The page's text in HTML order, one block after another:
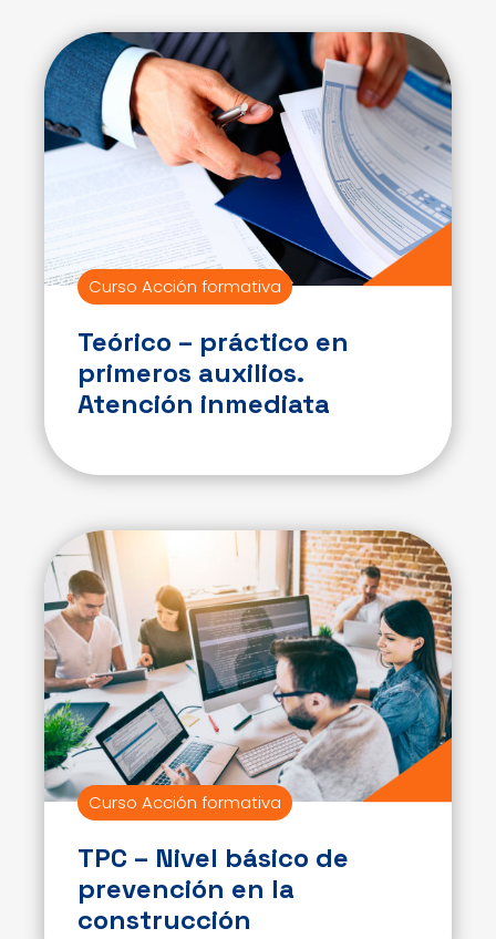
Curso Acción formativa
Teórico – práctico en
primeros auxilios.
Atención inmediata
Curso Acción formativa
TPC – Nivel básico de
prevención en la
construcción